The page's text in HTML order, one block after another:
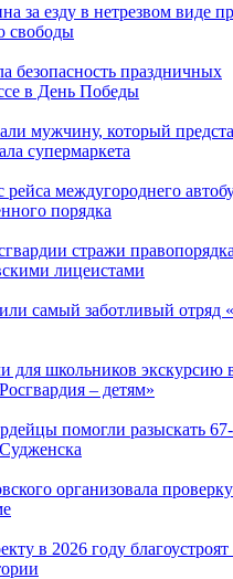
за езду в нетрезвом виде
свободы
безопасность праздничных
в День Победы
мужчину, который
супермаркета
междугороднего
порядка
стражи правопорядка
лицеистами
самый заботливый отряд
для школьников экскурсию
– детям»
помогли разыскать
организовала
в 2026 году благоустроят